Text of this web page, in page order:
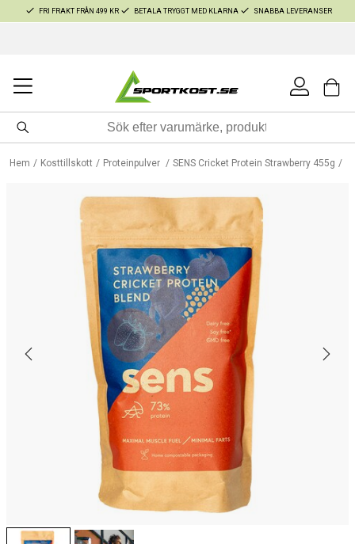
FRI FRAKT FRÅN 499 KR BETALA TRYGGT MED KLARNA SNABBA LEVERANSER
Hem Kosttillskott Proteinpulver SENS Cricket Protein Strawberry 455g